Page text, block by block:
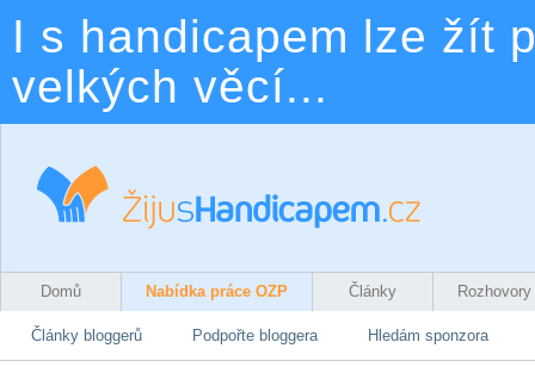
I s handicapem lze žít
velkých věcí...
Domů Nabídka práce OZP Články Rozhovory
Články bloggerů Podpořte bloggera Hledám sponzora